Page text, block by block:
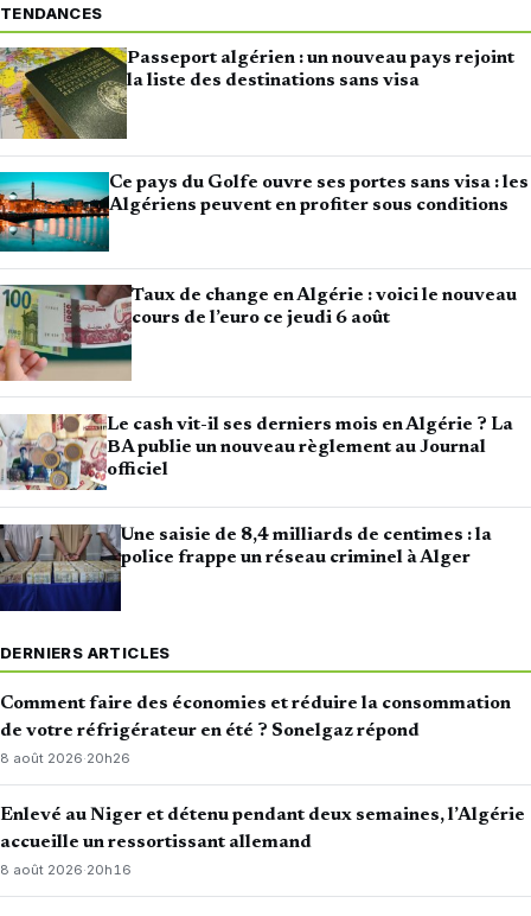
TENDANCES
Passeport algérien : un nouveau pays rejoint
la liste des destinations sans visa
Ce pays du Golfe ouvre ses portes sans visa : les
Algériens peuvent en profiter sous conditions
Taux de change en Algérie : voici le nouveau
cours de l’euro ce jeudi 6 août
Le cash vit-il ses derniers mois en Algérie ? La
BA publie un nouveau règlement au Journal
officiel
Une saisie de 8,4 milliards de centimes : la
police frappe un réseau criminel à Alger
DERNIERS ARTICLES
Comment faire des économies et réduire la consommation
de votre réfrigérateur en été ? Sonelgaz répond
8 août 2026·20h26
Enlevé au Niger et détenu pendant deux semaines, l’Algérie
accueille un ressortissant allemand
8 août 2026·20h16